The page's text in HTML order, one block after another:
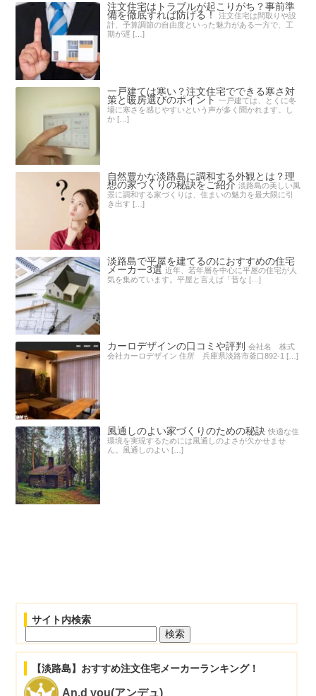
注文住宅はトラブルが起こりがち？事前準
備を徹底すれば防げる！ 注文住宅は間取りや設
計、予算調節の自由度といった魅力がある一方で、工
期が遅 […]
一戸建ては寒い？注文住宅でできる寒さ対
策と暖房選びのポイント 一戸建ては、とくに冬
場に寒さを感じやすいという声が多く聞かれます。し
か […]
自然豊かな淡路島に調和する外観とは？理
想の家づくりの秘訣をご紹介 淡路島の美しい風
景に調和する家づくりは、住まいの魅力を最大限に引
き出す […]
淡路島で平屋を建てるのにおすすめの住宅
メーカー3選 近年、若年層を中心に平屋の住宅が人
気を集めています。平屋と言えば「昔な […]
カーロデザインの口コミや評判 会社名 株式
会社カーロデザイン 住所 兵庫県淡路市釜口892-1 […]
風通しのよい家づくりのための秘訣 快適な住
環境を実現するためには風通しのよさが欠かせませ
ん。風通しのよい […]
サイト内検索
【淡路島】おすすめ注文住宅メーカーランキング！
An.d you(アンデュ)